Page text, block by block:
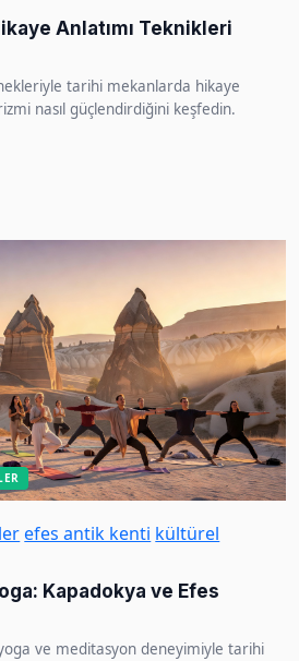
Anlatımı Teknikleri
tarihi mekanlarda hikaye
nasıl güçlendirdiğini keşfedin.
efes antik kenti kültürel
Kapadokya ve Efes
ve meditasyon deneyimiyle tarihi